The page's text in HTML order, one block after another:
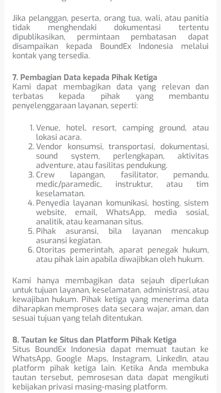
Jika pelanggan, peserta, orang tua, wali, atau panitia
tidak menghendaki dokumentasi tertentu
dipublikasikan, permintaan pembatasan dapat
disampaikan kepada BoundEx Indonesia melalui
kontak yang tersedia.
7. Pembagian Data kepada Pihak Ketiga
Kami dapat membagikan data yang relevan dan
terbatas kepada pihak yang membantu
penyelenggaraan layanan, seperti:
Venue, hotel, resort, camping ground, atau
lokasi acara.
Vendor konsumsi, transportasi, dokumentasi,
sound system, perlengkapan, aktivitas
adventure, atau fasilitas pendukung.
Crew lapangan, fasilitator, pemandu,
medic/paramedic, instruktur, atau tim
keselamatan.
Penyedia layanan komunikasi, hosting, sistem
website, email, WhatsApp, media sosial,
analitik, atau keamanan situs.
Pihak asuransi, bila layanan mencakup
asuransi kegiatan.
Otoritas pemerintah, aparat penegak hukum,
atau pihak lain apabila diwajibkan oleh hukum.
Kami hanya membagikan data sejauh diperlukan
untuk tujuan layanan, keselamatan, administrasi, atau
kewajiban hukum. Pihak ketiga yang menerima data
diharapkan memproses data secara wajar, aman, dan
sesuai tujuan yang telah ditentukan.
8. Tautan ke Situs dan Platform Pihak Ketiga
Situs BoundEx Indonesia dapat memuat tautan ke
WhatsApp, Google Maps, Instagram, LinkedIn, atau
platform pihak ketiga lain. Ketika Anda membuka
tautan tersebut, pemrosesan data dapat mengikuti
kebijakan privasi masing-masing platform.